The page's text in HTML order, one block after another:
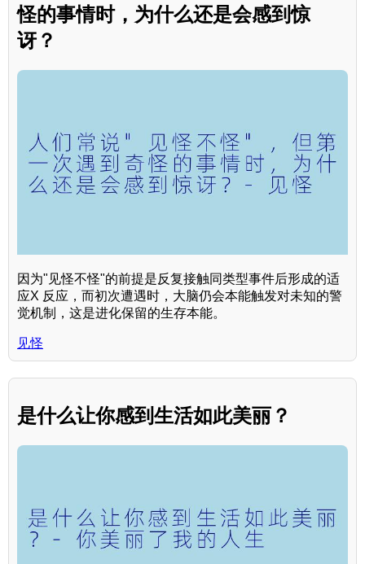
怪的事情时，为什么还是会感到惊
讶？
因为"见怪不怪"的前提是反复接触同类型事件后形成的适
应X 反应，而初次遭遇时，大脑仍会本能触发对未知的警
觉机制，这是进化保留的生存本能。
见怪
是什么让你感到生活如此美丽？